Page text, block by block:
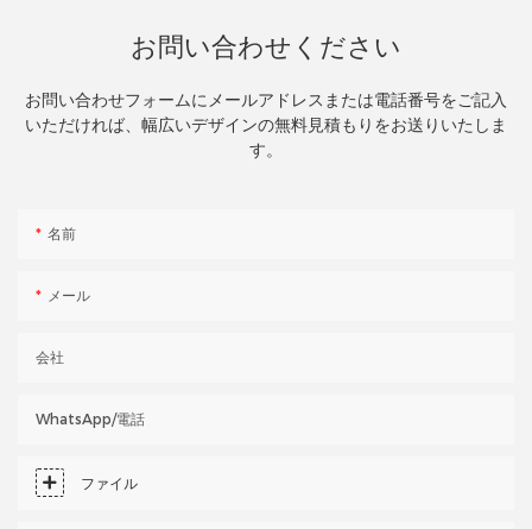
お問い合わせください
お問い合わせフォームにメールアドレスまたは電話番号をご記入
いただければ、幅広いデザインの無料見積もりをお送りいたしま
す。
名前
メール
会社
WhatsApp/電話
ファイル